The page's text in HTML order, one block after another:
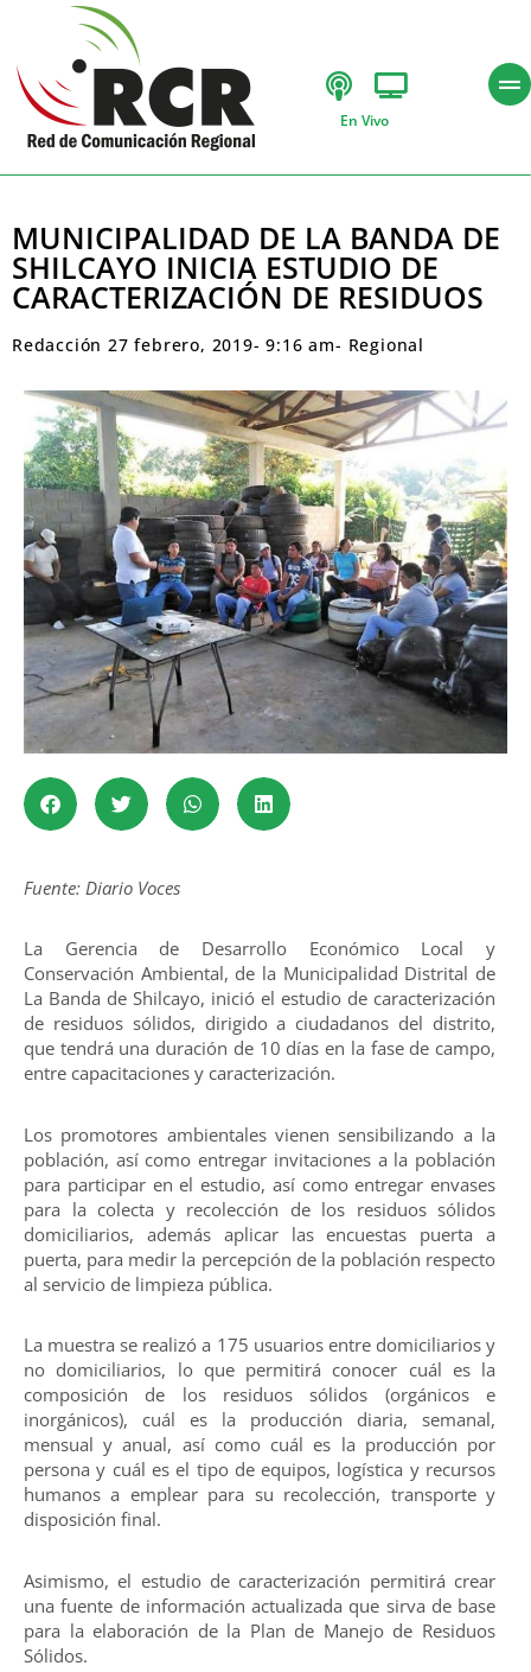
En Vivo
MUNICIPALIDAD DE LA BANDA DE
SHILCAYO INICIA ESTUDIO DE
CARACTERIZACIÓN DE RESIDUOS
Redacción 27 febrero, 2019- 9:16 am- Regional
Fuente: Diario Voces
La Gerencia de Desarrollo Económico Local y
Conservación Ambiental, de la Municipalidad Distrital de
La Banda de Shilcayo, inició el estudio de caracterización
de residuos sólidos, dirigido a ciudadanos del distrito,
que tendrá una duración de 10 días en la fase de campo,
entre capacitaciones y caracterización.
Los promotores ambientales vienen sensibilizando a la
población, así como entregar invitaciones a la población
para participar en el estudio, así como entregar envases
para la colecta y recolección de los residuos sólidos
domiciliarios, además aplicar las encuestas puerta a
puerta, para medir la percepción de la población respecto
al servicio de limpieza pública.
La muestra se realizó a 175 usuarios entre domiciliarios y
no domiciliarios, lo que permitirá conocer cuál es la
composición de los residuos sólidos (orgánicos e
inorgánicos), cuál es la producción diaria, semanal,
mensual y anual, así como cuál es la producción por
persona y cuál es el tipo de equipos, logística y recursos
humanos a emplear para su recolección, transporte y
disposición final.
Asimismo, el estudio de caracterización permitirá crear
una fuente de información actualizada que sirva de base
para la elaboración de la Plan de Manejo de Residuos
Sólidos.